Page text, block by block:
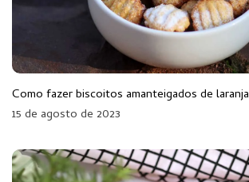
Como fazer biscoitos amanteigados de laranja
15 de agosto de 2023